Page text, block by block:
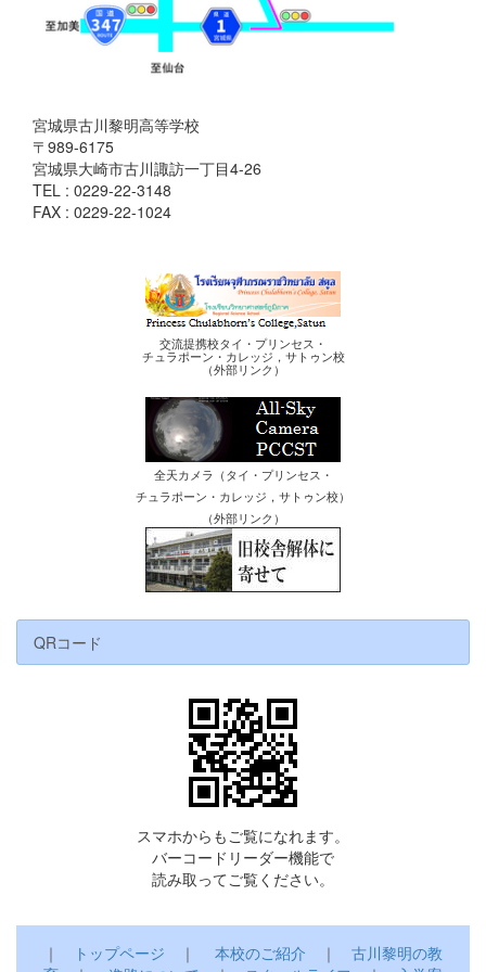
宮城県古川黎明高等学校
〒989-6175
宮城県大崎市古川諏訪一丁目4-26
TEL : 0229-22-3148
FAX : 0229-22-1024
交流提携校タイ・プリンセス・
チュラポーン・カレッジ，サトゥン校
（外部リンク）
全天カメラ（タイ・プリンセス・
チュラポーン・カレッジ，サトゥン校）
（外部リンク）
QRコード
スマホからもご覧になれます。
バーコードリーダー機能で
読み取ってご覧ください。
｜ トップページ ｜ 本校のご紹介 ｜ 古川黎明の教